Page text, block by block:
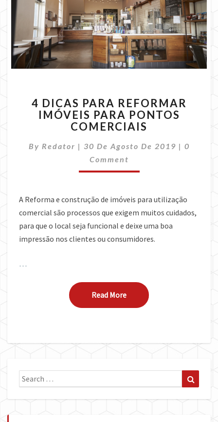
DICAS
PARA
REFORMAR
PARA
PONTOS
4 DICAS PARA REFORMAR
IMÓVEIS PARA PONTOS
COMERCIAIS
By Redator | 30 De Agosto De 2019 | 0
Comment
A Reforma e construção de imóveis para utilização
comercial são processos que exigem muitos cuidados,
para que o local seja funcional e deixe uma boa
impressão nos clientes ou consumidores.
…
Read MoreRead More
Search
for: